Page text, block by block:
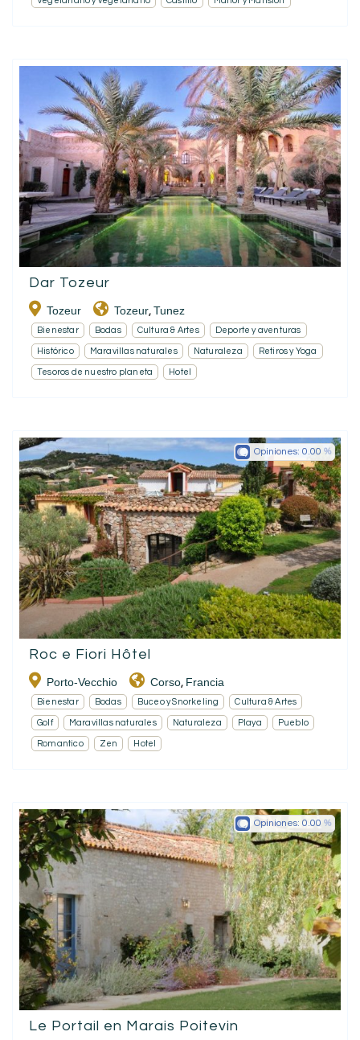
Dar Tozeur
Tozeur Tozeur, Tunez
Bienestar Bodas Cultura & Artes Deporte y aventuras
Histórico Maravillas naturales Naturaleza Retiros y Yoga
Tesoros de nuestro planeta Hotel
Roc e Fiori Hôtel
Porto-Vecchio Corso, Francia
Opiniones: 0.00
Bienestar Bodas Buceo y Snorkeling Cultura & Artes
Golf Maravillas naturales Naturaleza Playa Pueblo
Romantico Zen Hotel
Le Portail en Marais Poitevin
Opiniones: 0.00